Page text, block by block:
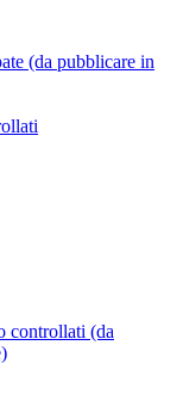
(da pubblicare in
controllati (da